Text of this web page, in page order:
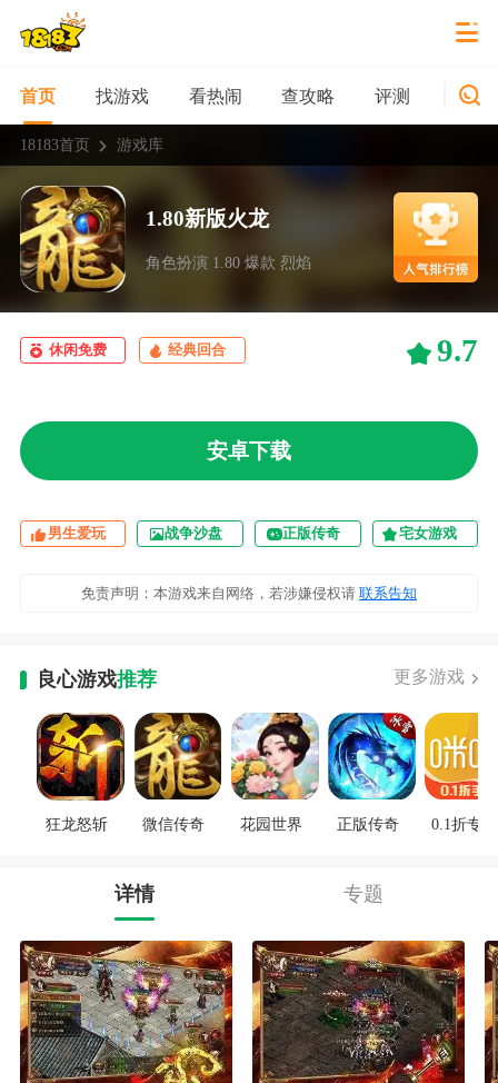
首页 找游戏 看热闹 查攻略 评测 新游
18183首页 游戏库
1.80新版火龙
角色扮演 1.80 爆款 烈焰
休闲免费 经典回合 9.7
安卓下载
男生爱玩 战争沙盘 正版传奇 宅女游戏
免责声明：本游戏来自网络，若涉嫌侵权请 联系告知
良心游戏推荐 更多游戏
狂龙怒斩 微信传奇 花园世界 正版传奇 0.1折专区
详情 专题